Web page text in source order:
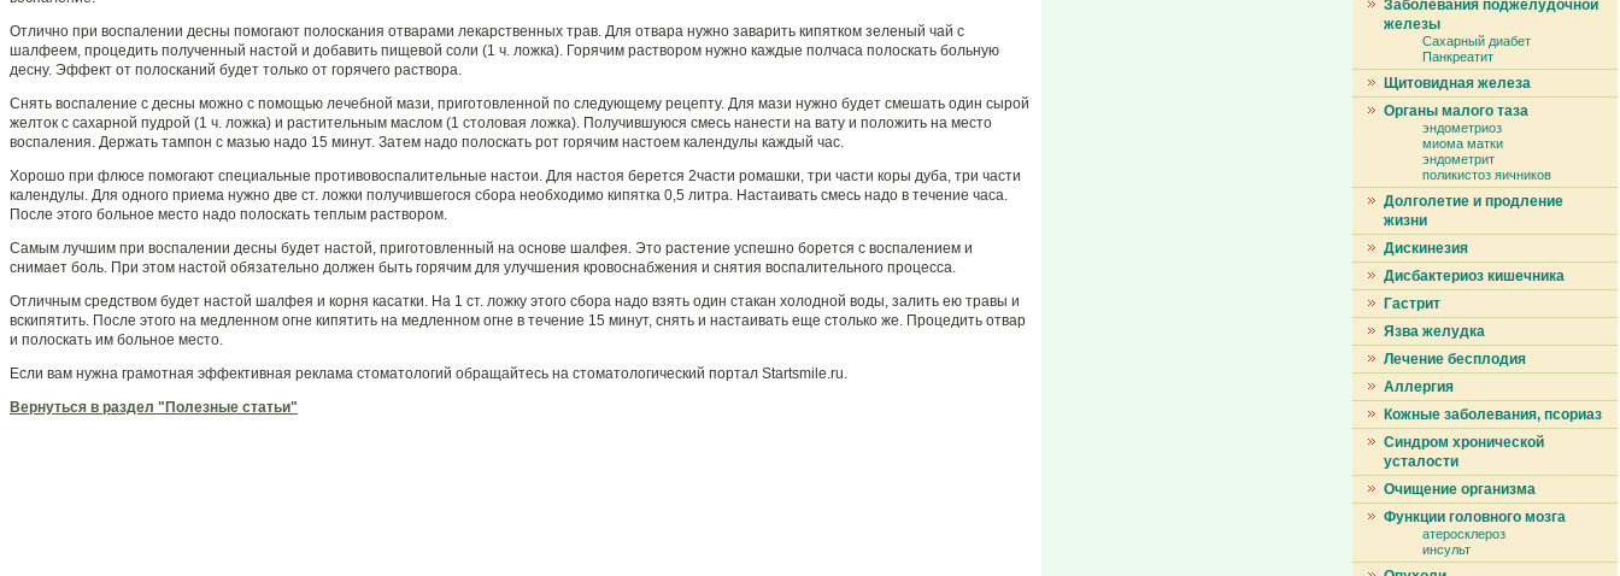
Отлично при воспалении десны помогают полоскания отварами лекарственных трав. Для отвара нужно заварить кипятком зеленый чай с
шалфеем, процедить полученный настой и добавить пищевой соли (1 ч. ложка). Горячим раствором нужно каждые полчаса полоскать больную
десну. Эффект от полосканий будет только от горячего раствора.
Снять воспаление с десны можно с помощью лечебной мази, приготовленной по следующему рецепту. Для мази нужно будет смешать один сырой
желток с сахарной пудрой (1 ч. ложка) и растительным маслом (1 столовая ложка). Получившуюся смесь нанести на вату и положить на место
воспаления. Держать тампон с мазью надо 15 минут. Затем надо полоскать рот горячим настоем календулы каждый час.
Хорошо при флюсе помогают специальные противовоспалительные настои. Для настоя берется 2части ромашки, три части коры дуба, три части
календулы. Для одного приема нужно две ст. ложки получившегося сбора необходимо кипятка 0,5 литра. Настаивать смесь надо в течение часа.
После этого больное место надо полоскать теплым раствором.
Самым лучшим при воспалении десны будет настой, приготовленный на основе шалфея. Это растение успешно борется с воспалением и
снимает боль. При этом настой обязательно должен быть горячим для улучшения кровоснабжения и снятия воспалительного процесса.
Отличным средством будет настой шалфея и корня касатки. На 1 ст. ложку этого сбора надо взять один стакан холодной воды, залить ею травы и
вскипятить. После этого на медленном огне кипятить на медленном огне в течение 15 минут, снять и настаивать еще столько же. Процедить отвар
и полоскать им больное место.
Если вам нужна грамотная эффективная реклама стоматологий обращайтесь на стоматологический портал Startsmile.ru.
Вернуться в раздел "Полезные статьи"
Заболевания поджелудочной
железы
Сахарный диабет
Панкреатит
Щитовидная железа
Органы малого таза
эндометриоз
миома матки
эндометрит
поликистоз яичников
Долголетие и продление
жизни
Дискинезия
Дисбактериоз кишечника
Гастрит
Язва желудка
Лечение бесплодия
Аллергия
Кожные заболевания, псориаз
Синдром хронической
усталости
Очищение организма
Функции головного мозга
атеросклероз
инсульт